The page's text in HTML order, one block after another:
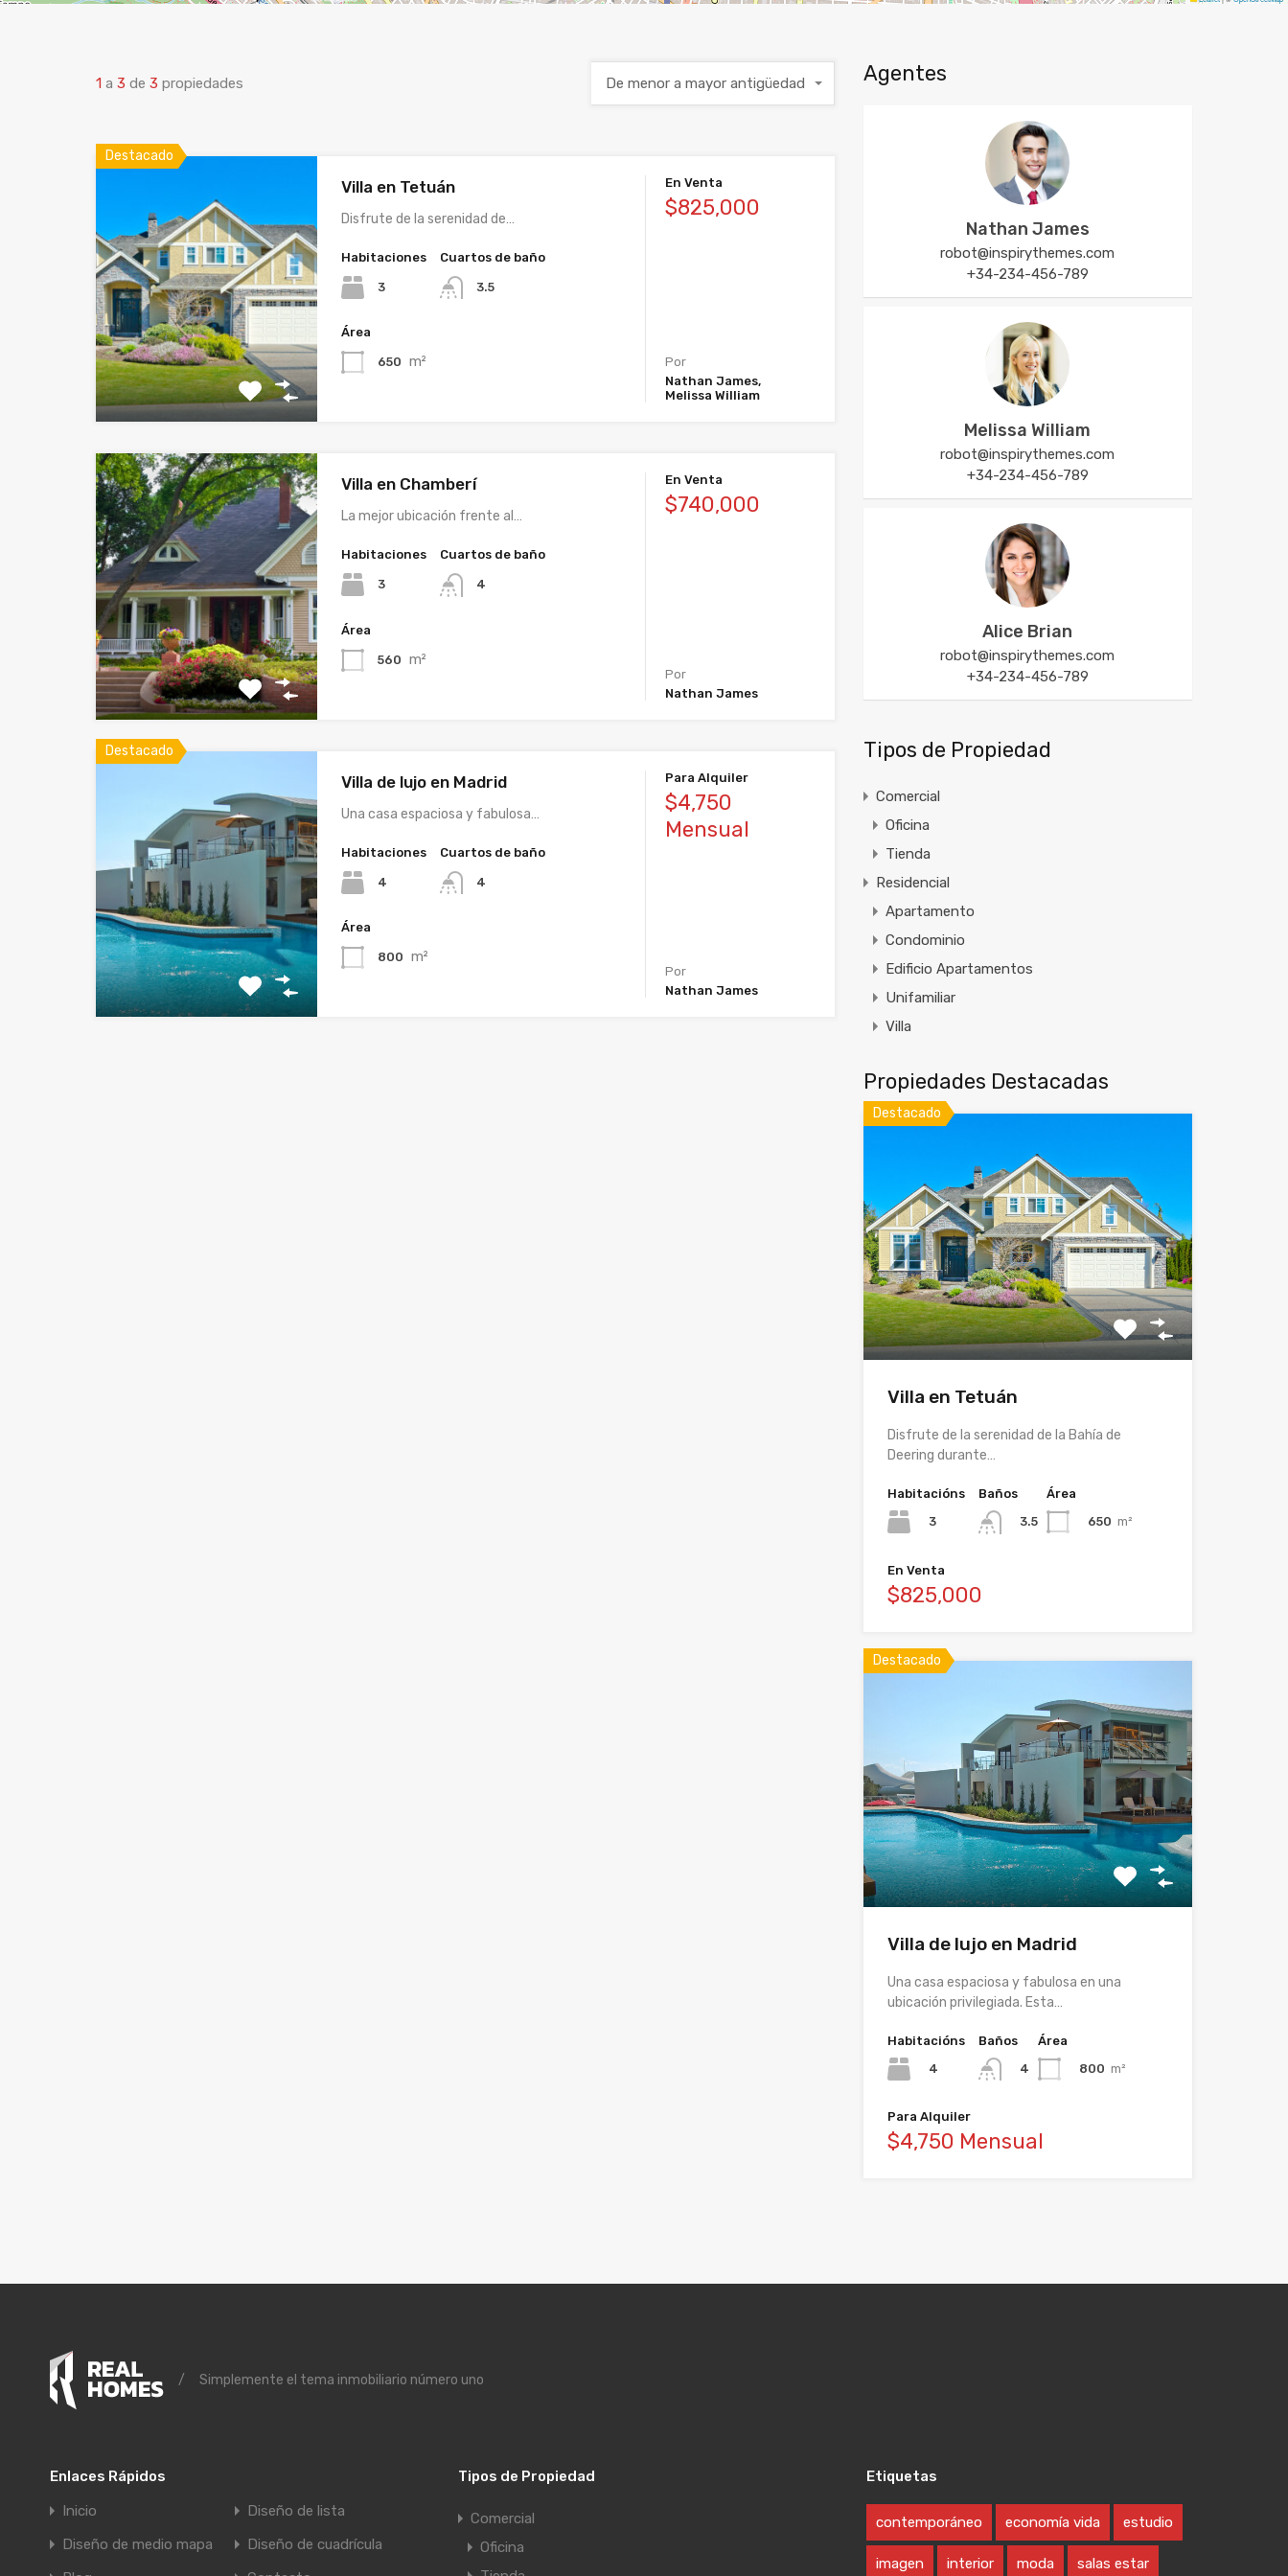
1 a 3 de 3 propiedades De menor a mayor antigüedad
Destacado
Villa en Tetuán
Disfrute de la serenidad de…
Habitaciones
3
Cuartos de baño
3.5
Área
650 m²
En Venta
$825,000
Por
Nathan James,
Melissa William
Villa en Chamberí
La mejor ubicación frente al…
Habitaciones
3
Cuartos de baño
4
Área
560 m²
En Venta
$740,000
Por
Nathan James
Destacado
Villa de lujo en Madrid
Una casa espaciosa y fabulosa…
Habitaciones
4
Cuartos de baño
4
Área
800 m²
Para Alquiler
$4,750
Mensual
Por
Nathan James
Agentes
Nathan James
robot@inspirythemes.com
+34-234-456-789
Melissa William
robot@inspirythemes.com
+34-234-456-789
Alice Brian
robot@inspirythemes.com
+34-234-456-789
Tipos de Propiedad
Comercial
Oficina
Tienda
Residencial
Apartamento
Condominio
Edificio Apartamentos
Unifamiliar
Villa
Propiedades Destacadas
Destacado
Villa en Tetuán
Disfrute de la serenidad de la Bahía de
Deering durante…
Habitacións
3
Baños
3.5
Área
650 m²
En Venta
$825,000
Destacado
Villa de lujo en Madrid
Una casa espaciosa y fabulosa en una
ubicación privilegiada. Esta…
Habitacións
4
Baños
4
Área
800 m²
Para Alquiler
$4,750 Mensual
/ Simplemente el tema inmobiliario número uno
Enlaces Rápidos
Inicio
Diseño de lista
Diseño de medio mapa
Diseño de cuadrícula
Tipos de Propiedad
Comercial
Oficina
Etiquetas
contemporáneo economía vida estudio
imagen interior moda salas estar